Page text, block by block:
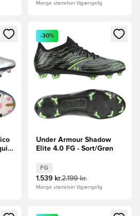
Mange størrelser tilgængelig
ind eller tilmelde dig som
Åbner en Modal til at logge
-30%
Under Armour Shadow
Elite 4.0 FG - Sort/Grøn
FG
1.539 kr.2.199 kr.
Mange størrelser tilgængelig